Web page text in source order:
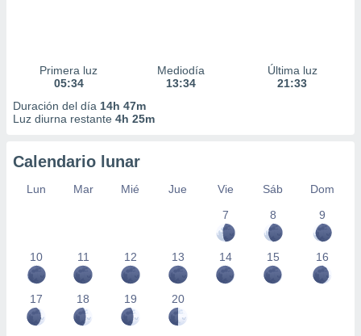
Primera luz
05:34
Mediodía
13:34
Última luz
21:33
Duración del día 14h 47m
Luz diurna restante 4h 25m
Calendario lunar
Lun Mar Mié Jue Vie Sáb
Dom
7
8 9
10 11 12 13 14 15 16
17 18 19 20